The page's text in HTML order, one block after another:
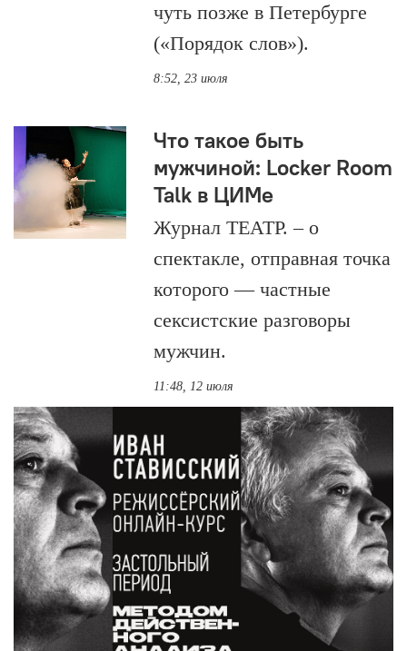
чуть позже в Петербурге
(«Порядок слов»).
8:52, 23 июля
Что такое быть
мужчиной: Locker Room
Talk в ЦИМе
Журнал ТЕАТР. – о
спектакле, отправная точка
которого — частные
сексистские разговоры
мужчин.
11:48, 12 июля